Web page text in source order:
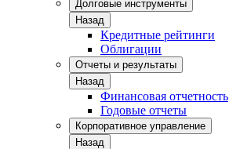
Долговые инструменты
Назад
Кредитные рейтинги
Облигации
Отчеты и результаты
Назад
Финансовая отчетность
Годовые отчеты
Корпоративное управление
Назад